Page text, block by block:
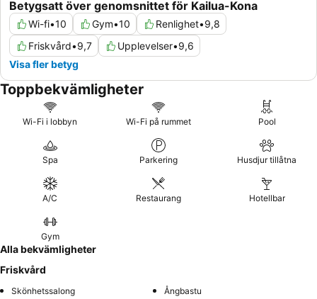
Betygsatt över genomsnittet för Kailua-Kona
Wi-fi•10 Gym•10 Renlighet•9,8
Friskvård•9,7 Upplevelser•9,6
Visa fler betyg
Toppbekvämligheter
Wi-Fi i lobbyn Wi-Fi på rummet Pool
Spa Parkering Husdjur tillåtna
A/C Restaurang Hotellbar
Gym
Alla bekvämligheter
Friskvård
Skönhetssalong Ångbastu